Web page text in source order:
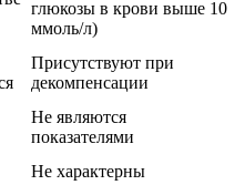
глюкозы в крови выше 10
ммоль/л)
Присутствуют при
декомпенсации
Не являются
показателями
Не характерны